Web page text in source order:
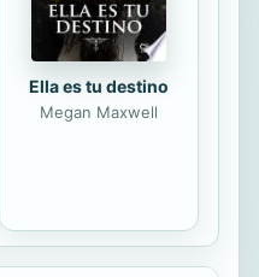
Ella es tu destino
Megan Maxwell